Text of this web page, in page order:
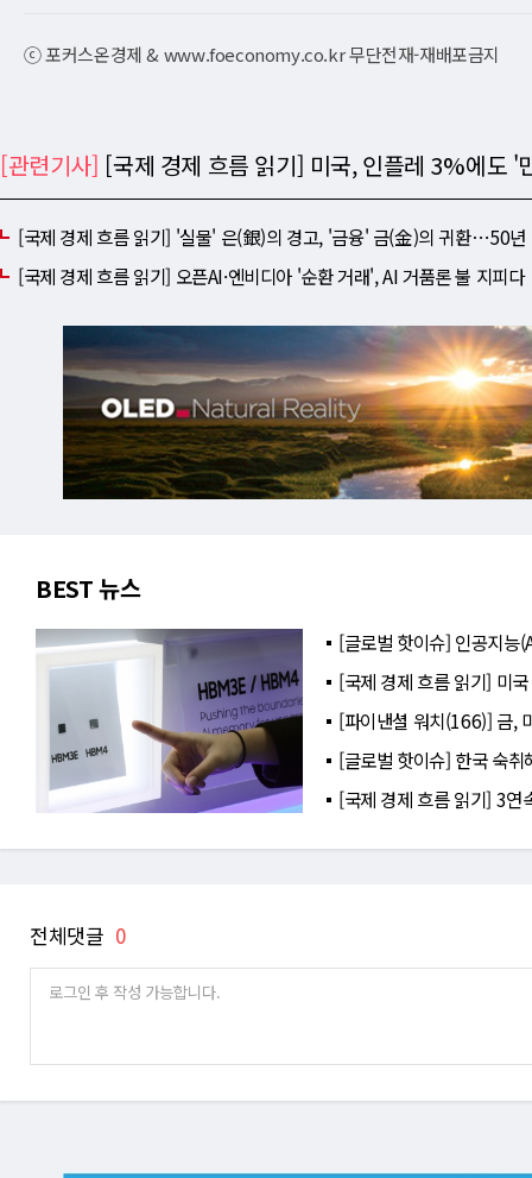
ⓒ 포커스온경제 & www.foeconomy.co.kr 무단전재-재배포금지
[관련기사] [국제 경제 흐름 읽기] 미국, 인플레 3%에도
[국제 경제 흐름 읽기] '실물' 은(銀)의 경고, '금융' 금(金)의 귀환⋯50년
[국제 경제 흐름 읽기] 오픈AI·엔비디아 '순환 거래', AI 거품론 불 지피다
BEST 뉴스
[글로벌 핫이슈] 인공지능
[국제 경제 흐름 읽기] 미
[파이낸셜 워치(166)] 금,
[글로벌 핫이슈] 한국 숙
[국제 경제 흐름 읽기] 3
전체댓글 0